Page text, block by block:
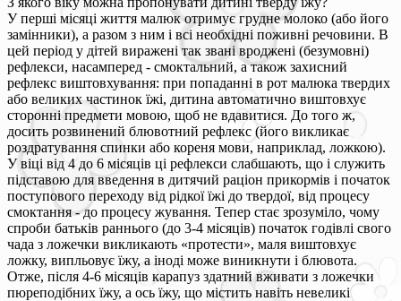
У перші місяці життя малюк отримує грудне молоко (або його
замінники), а разом з ним і всі необхідні поживні речовини. В
цей період у дітей виражені так звані вроджені (безумовні)
рефлекси, насамперед - смоктальний, а також захисний
рефлекс виштовхування: при попаданні в рот малюка твердих
або великих частинок їжі, дитина автоматично виштовхує
сторонні предмети мовою, щоб не вдавитися. До того ж,
досить розвинений блювотний рефлекс (його викликає
роздратування спинки або кореня мови, наприклад, ложкою).
У віці від 4 до 6 місяців ці рефлекси слабшають, що і служить
підставою для введення в дитячий раціон прикормів і початок
поступового переходу від рідкої їжі до твердої, від процесу
смоктання - до процесу жування. Тепер стає зрозуміло, чому
спроби батьків раннього (до 3-4 місяців) початок годівлі свого
чада з ложечки викликають «протести», маля виштовхує
ложку, випльовує їжу, а іноді може виникнути і блювота.
Отже, після 4-6 місяців карапуз здатний вживати з ложечки
пюреподібних їжу, а ось їжу, що містить навіть невеликі